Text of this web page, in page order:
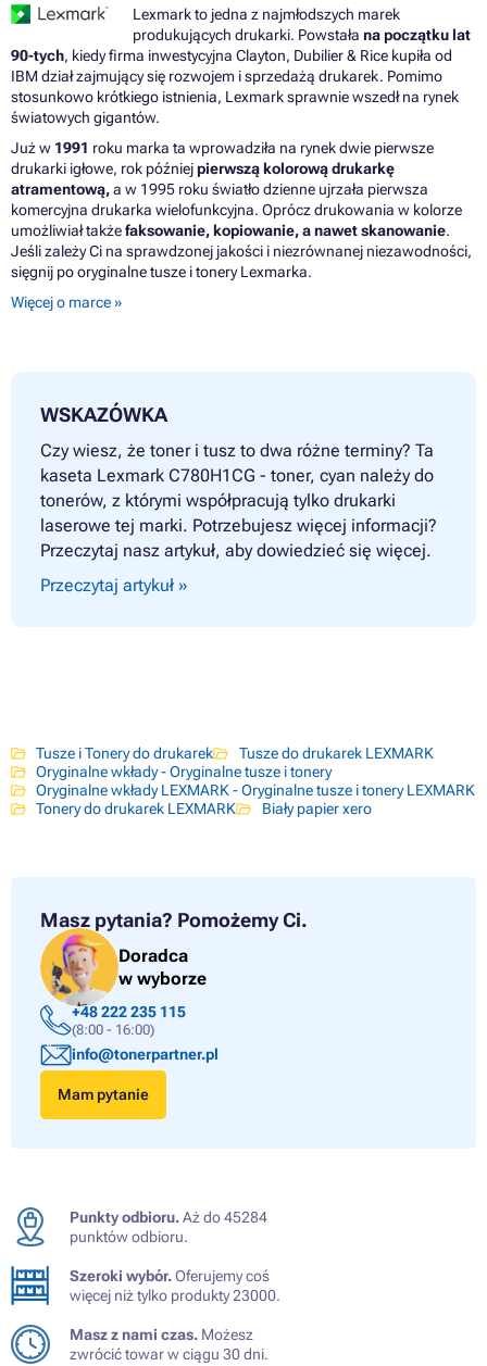
Lexmark to jedna z najmłodszych marek
produkujących drukarki. Powstała na początku lat
90-tych, kiedy firma inwestycyjna Clayton, Dubilier & Rice kupiła od
IBM dział zajmujący się rozwojem i sprzedażą drukarek. Pomimo
stosunkowo krótkiego istnienia, Lexmark sprawnie wszedł na rynek
światowych gigantów.
Już w 1991 roku marka ta wprowadziła na rynek dwie pierwsze
drukarki igłowe, rok późniejpierwszą kolorową drukarkę
atramentową,a w 1995 roku światło dzienne ujrzała pierwsza
komercyjna drukarka wielofunkcyjna. Oprócz drukowania w kolorze
umożliwiał takżefaksowanie, kopiowanie, a nawet skanowanie.
Jeśli zależy Ci na sprawdzonej jakości i niezrównanej niezawodności,
sięgnij po oryginalne tusze i tonery Lexmarka.
Więcej o marce »
WSKAZÓWKA
Czy wiesz, że toner i tusz to dwa różne terminy? Ta
kaseta Lexmark C780H1CG - toner, cyan należy do
tonerów, z którymi współpracują tylko drukarki
laserowe tej marki. Potrzebujesz więcej informacji?
Przeczytaj nasz artykuł, aby dowiedzieć się więcej.
Przeczytaj artykuł »
Tusze i Tonery do drukarek
Tusze do drukarek LEXMARK
Oryginalne wkłady - Oryginalne tusze i tonery
Oryginalne wkłady LEXMARK - Oryginalne tusze i tonery LEXMARK
Tonery do drukarek LEXMARK
Biały papier xero
Masz pytania? Pomożemy Ci.
Doradca
w wyborze
+48 222 235 115
(8:00 - 16:00)
info@tonerpartner.pl
Mam pytanie
Punkty odbioru.Aż do 45284
punktów odbioru.
Szeroki wybór.Oferujemy coś
więcej niż tylko produkty 23000.
Masz z nami czas. Możesz
zwrócić towar w ciągu 30 dni.